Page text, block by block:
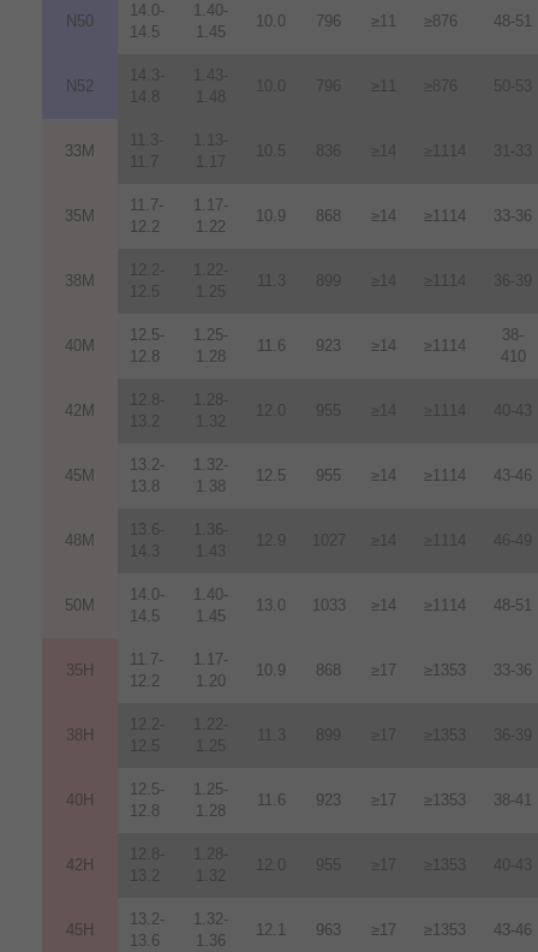
N50
14.0-
14.5
1.40-
1.45
10.0 796 ≥11 ≥876 48-51
N52
14.3-
14.8
1.43-
1.48
10.0 796 ≥11 ≥876 50-53
33M
11.3-
11.7
1.13-
1.17
10.5 836 ≥14 ≥1114 31-33
35M
11.7-
12.2
1.17-
1.22
10.9 868 ≥14 ≥1114 33-36
38M
12.2-
12.5
1.22-
1.25
11.3 899 ≥14 ≥1114 36-39
40M
12.5-
12.8
1.25-
1.28
11.6 923 ≥14 ≥1114
38-
410
42M
12.8-
13.2
1.28-
1.32
12.0 955 ≥14 ≥1114 40-43
45M
13.2-
13.8
1.32-
1.38
12.5 955 ≥14 ≥1114 43-46
48M
13.6-
14.3
1.36-
1.43
12.9 1027 ≥14 ≥1114 46-49
50M
14.0-
14.5
1.40-
1.45
13.0 1033 ≥14 ≥1114 48-51
35H
11.7-
12.2
1.17-
1.20
10.9 868 ≥17 ≥1353 33-36
38H
12.2-
12.5
1.22-
1.25
11.3 899 ≥17 ≥1353 36-39
40H
12.5-
12.8
1.25-
1.28
11.6 923 ≥17 ≥1353 38-41
42H
12.8-
13.2
1.28-
1.32
12 0 955 ≥17 ≥1353 40-43
45H
13.2-
13.6
1.32-
1.36
12.1 963 ≥17 ≥1353 43-46